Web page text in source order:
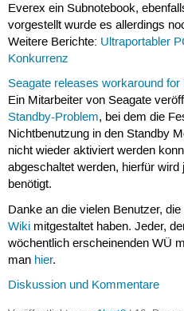
Everex ein Subnotebook,
vorgestellt wurde es allerdings
Weitere Berichte: Ultraportabler
Konkurrenz
Seagate releases workaround for
Ein Mitarbeiter von Seagate
Standby-Problem, bei dem die
Nichtbenutzung in den Standby
nicht wieder aktiviert werden
abgeschaltet werden, hierfür
benötigt.
Danke an die vielen Benutzer,
Wikimitgestaltet haben. Jeder,
wöchentlich erscheinenden WÜ
man hier.
Diskussion und Kommentare